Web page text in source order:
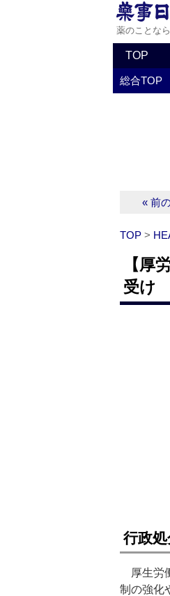
薬のことな
TOP
総合TOP
« 前
TOP >
【厚
受け
行政
厚生労
制の強化